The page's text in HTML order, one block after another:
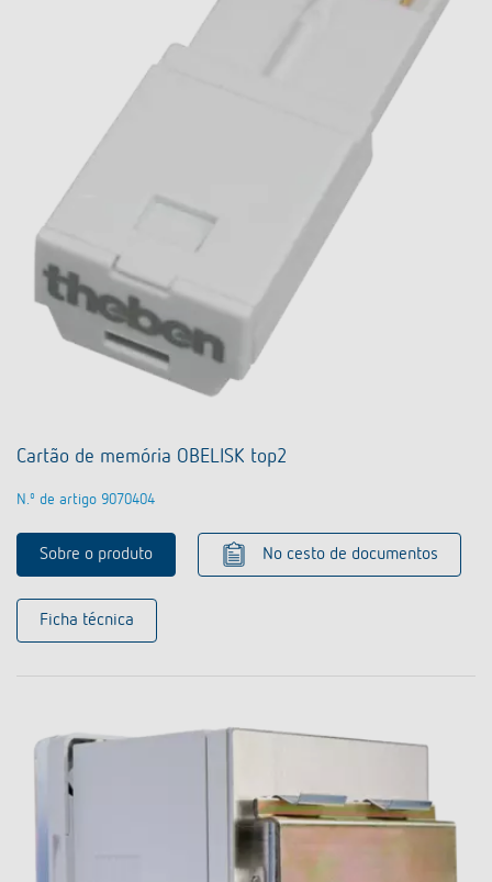
Cartão de memória OBELISK top2
N.º de artigo 9070404
Sobre o produto No cesto de documentos
Ficha técnica